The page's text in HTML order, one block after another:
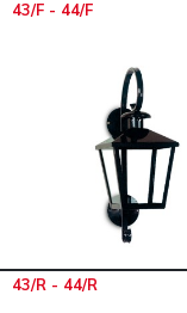
43/F - 44/F
43/R - 44/R